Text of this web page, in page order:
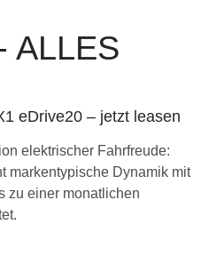
ALLES
eDrive20 – jetzt leasen
elektrischer Fahrfreude:
markentypische Dynamik mit
zu einer monatlichen